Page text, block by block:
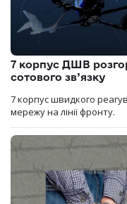
7 корпус ДШВ
сотового зв’язку
7 корпус швидкого
мережу на лінії фронту.